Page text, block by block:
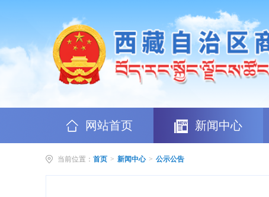
网站首页 新闻中心
当前位置： 首页 > 新闻中心 > 公示公告